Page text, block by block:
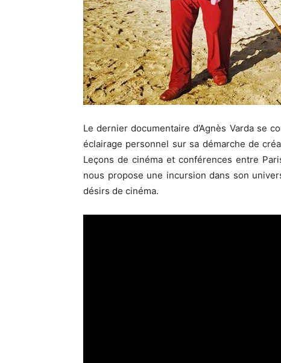
Le dernier documentaire d’Agnès Varda se
éclairage personnel sur sa démarche de
Leçons de cinéma et conférences entre
nous propose une incursion dans son
désirs de cinéma.